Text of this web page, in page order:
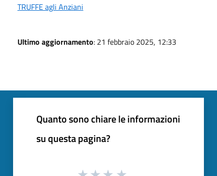
TRUFFE agli Anziani
Ultimo aggiornamento: 21 febbraio 2025, 12:33
Quanto sono chiare le informazioni
su questa pagina?